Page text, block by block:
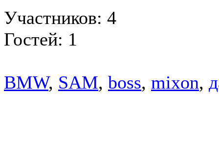
Участников: 4
Гостей: 1
BMW, SAM, boss, mixon,